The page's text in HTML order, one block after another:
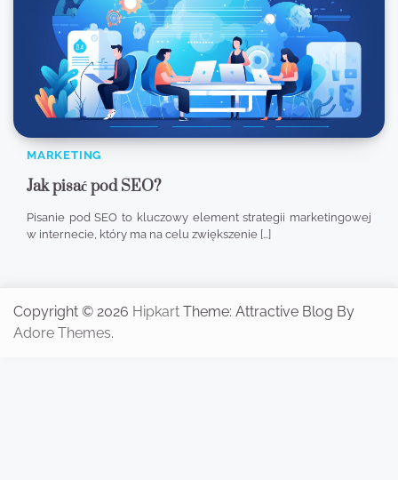
MARKETING
Jak pisać pod SEO?
Pisanie pod SEO to kluczowy element strategii marketingowej
w internecie, który ma na celu zwiększenie […]
Copyright © 2026 Hipkart Theme: Attractive Blog By
Adore Themes.